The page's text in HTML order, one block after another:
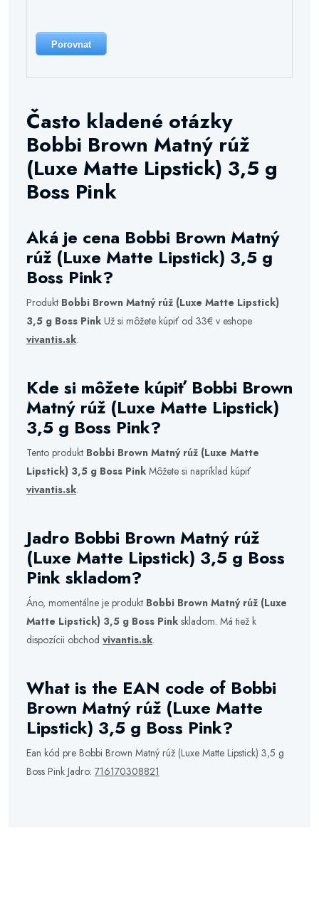
Porovnat
Často kladené otázky
Bobbi Brown Matný rúž
(Luxe Matte Lipstick) 3,5 g
Boss Pink
Aká je cena Bobbi Brown Matný
rúž (Luxe Matte Lipstick) 3,5 g
Boss Pink?
Produkt Bobbi Brown Matný rúž (Luxe Matte Lipstick)
3,5 g Boss Pink Už si môžete kúpiť od 33€ v eshope
vivantis.sk.
Kde si môžete kúpiť Bobbi Brown
Matný rúž (Luxe Matte Lipstick)
3,5 g Boss Pink?
Tento produkt Bobbi Brown Matný rúž (Luxe Matte
Lipstick) 3,5 g Boss Pink Môžete si napríklad kúpiť
vivantis.sk.
Jadro Bobbi Brown Matný rúž
(Luxe Matte Lipstick) 3,5 g Boss
Pink skladom?
Áno, momentálne je produkt Bobbi Brown Matný rúž (Luxe
Matte Lipstick) 3,5 g Boss Pink skladom. Má tiež k
dispozícii obchod vivantis.sk.
What is the EAN code of Bobbi
Brown Matný rúž (Luxe Matte
Lipstick) 3,5 g Boss Pink?
Ean kód pre Bobbi Brown Matný rúž (Luxe Matte Lipstick) 3,5 g
Boss Pink Jadro: 716170308821